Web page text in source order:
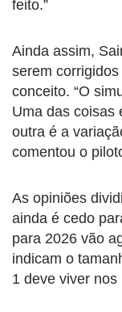
feito.”
Ainda assim,
serem
conceito. “O
Uma das coisas
outra é a
comentou o
As opiniões
ainda é cedo
para 2026 vão
indicam o
1 deve viver